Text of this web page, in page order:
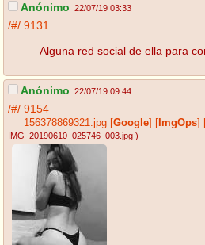
Anónimo 22/07/19 03:33
/#/ 9131
Alguna red social de ella para
Anónimo 22/07/19 09:44
/#/ 9154
156378869321.jpg [Google] [ ImgOps]
IMG_20190610_025746_003.jpg )